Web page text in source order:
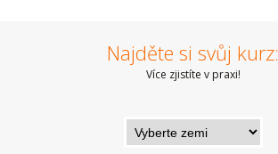
Najděte si svůj kurz:
Více zjistíte v praxi!